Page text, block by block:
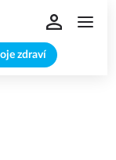
zdraví